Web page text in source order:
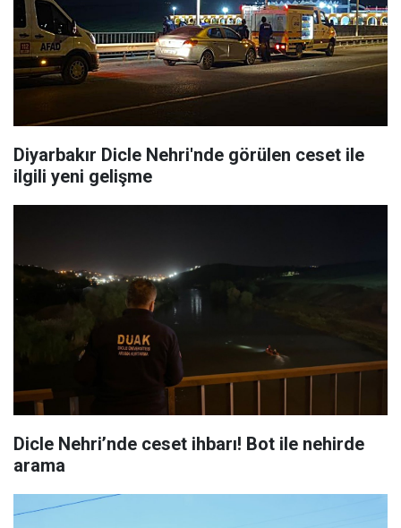
Diyarbakır Dicle Nehri'nde görülen ceset ile
ilgili yeni gelişme
Dicle Nehri’nde ceset ihbarı! Bot ile nehirde
arama